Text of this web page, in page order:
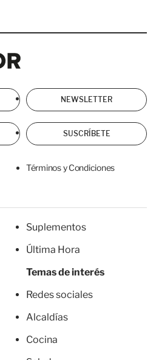
NEWSLETTER
SUSCRÍBETE
Términos y Condiciones
Suplementos
Última Hora
Temas de interés
Redes sociales
Alcaldías
Cocina